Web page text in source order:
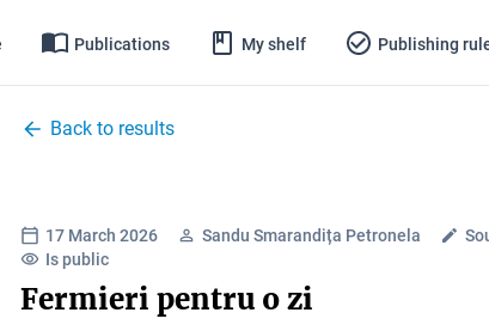
Publications My shelf Publishing
Back to results
17 March 2026 Sandu Smarandița Petronela
Is public
Fermieri pentru o zi